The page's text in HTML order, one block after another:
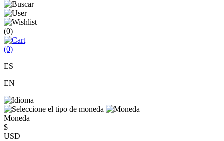
(0)
(0)
ES
EN
Moneda
$
USD